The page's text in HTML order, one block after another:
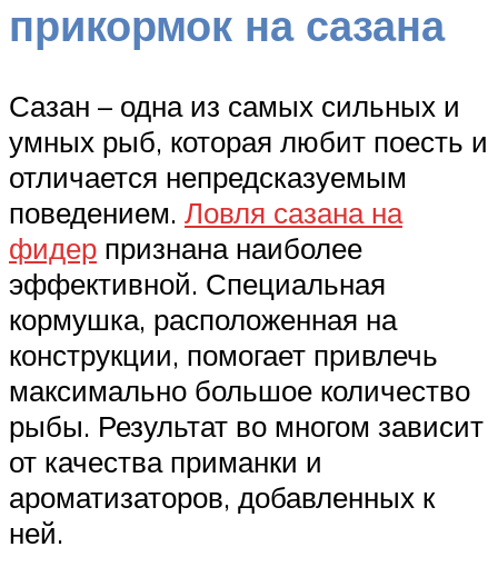
прикормок на сазана
Сазан – одна из самых сильных и
умных рыб, которая любит поесть и
отличается непредсказуемым
поведением. Ловля сазана на
фидер признана наиболее
эффективной. Специальная
кормушка, расположенная на
конструкции, помогает привлечь
максимально большое количество
рыбы. Результат во многом зависит
от качества приманки и
ароматизаторов, добавленных к
ней.